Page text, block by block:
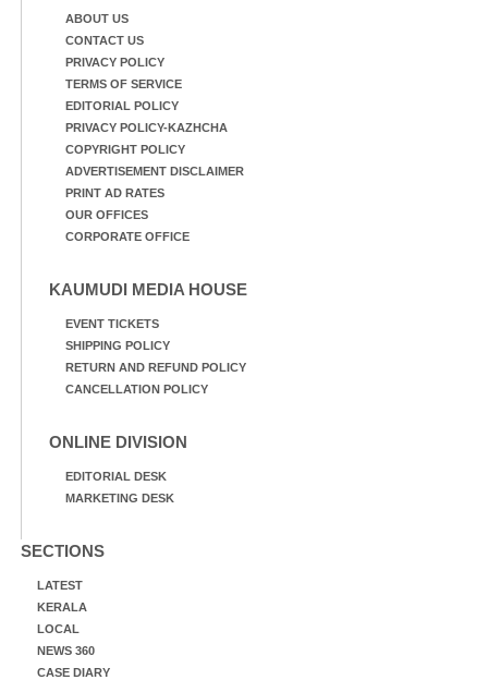
ABOUT US
CONTACT US
PRIVACY POLICY
TERMS OF SERVICE
EDITORIAL POLICY
PRIVACY POLICY-KAZHCHA
COPYRIGHT POLICY
ADVERTISEMENT DISCLAIMER
PRINT AD RATES
OUR OFFICES
CORPORATE OFFICE
KAUMUDI MEDIA HOUSE
EVENT TICKETS
SHIPPING POLICY
RETURN AND REFUND POLICY
CANCELLATION POLICY
ONLINE DIVISION
EDITORIAL DESK
MARKETING DESK
SECTIONS
LATEST
KERALA
LOCAL
NEWS 360
CASE DIARY